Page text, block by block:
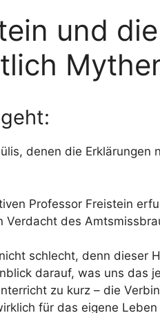
und
denen die Erklärungen
Professor Freistein
Verdacht des
schlecht, denn dieser
darauf, was uns das
zu kurz – die
für das eigene